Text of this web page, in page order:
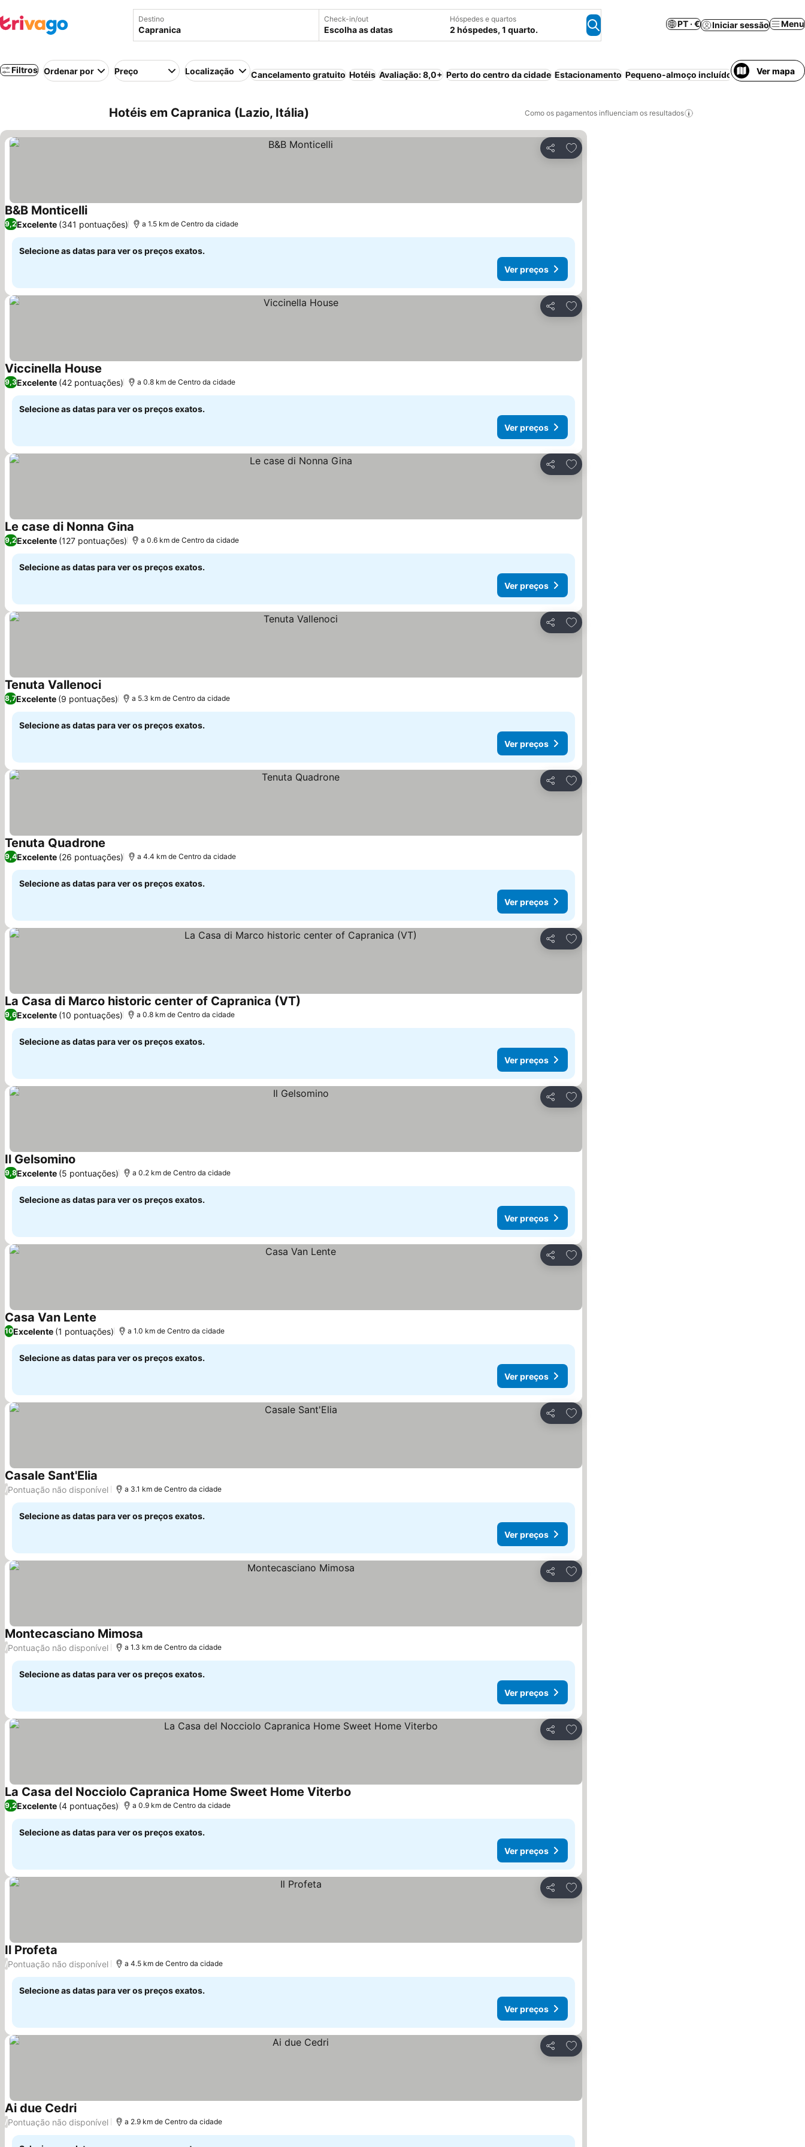
Destino Check-in/out
Escolha as datas
Hóspedes e quartos
2 hóspedes, 1 quarto.
PT · € Iniciar sessão Menu
Filtros Ordenar por Preço Localização Cancelamento gratuito Hotéis Avaliação: 8,0+ Perto do centro da cidade Estacionamento Pequeno-almoço incluído Piscina Sem
Ver mapa
Hotéis em Capranica (Lazio, Itália) Como os pagamentos influenciam os resultados
Partilhar
Adicionar aos favoritos
B&B Monticelli
9,2Excelente (341 pontuações) a 1.5 km de Centro da cidade
Selecione as datas para ver os preços exatos.
Ver preços
Partilhar
Adicionar aos favoritos
Viccinella House
9,3Excelente (42 pontuações) a 0.8 km de Centro da cidade
Selecione as datas para ver os preços exatos.
Ver preços
Partilhar
Adicionar aos favoritos
Le case di Nonna Gina
9,2Excelente (127 pontuações) a 0.6 km de Centro da cidade
Selecione as datas para ver os preços exatos.
Ver preços
Partilhar
Adicionar aos favoritos
Tenuta Vallenoci
8,7Excelente (9 pontuações) a 5.3 km de Centro da cidade
Selecione as datas para ver os preços exatos.
Ver preços
Partilhar
Adicionar aos favoritos
Tenuta Quadrone
9,4Excelente (26 pontuações) a 4.4 km de Centro da cidade
Selecione as datas para ver os preços exatos.
Ver preços
Partilhar
Adicionar aos favoritos
La Casa di Marco historic center of Capranica (VT)
9,6Excelente (10 pontuações) a 0.8 km de Centro da cidade
Selecione as datas para ver os preços exatos.
Ver preços
Partilhar
Adicionar aos favoritos
Il Gelsomino
9,8Excelente (5 pontuações) a 0.2 km de Centro da cidade
Selecione as datas para ver os preços exatos.
Ver preços
Partilhar
Adicionar aos favoritos
Casa Van Lente
10Excelente (1 pontuações) a 1.0 km de Centro da cidade
Selecione as datas para ver os preços exatos.
Ver preços
Partilhar
Adicionar aos favoritos
Casale Sant'Elia
/Pontuação não disponível a 3.1 km de Centro da cidade
Selecione as datas para ver os preços exatos.
Ver preços
Partilhar
Adicionar aos favoritos
Montecasciano Mimosa
/Pontuação não disponível a 1.3 km de Centro da cidade
Selecione as datas para ver os preços exatos.
Ver preços
Partilhar
Adicionar aos favoritos
La Casa del Nocciolo Capranica Home Sweet Home Viterbo
9,2Excelente (4 pontuações) a 0.9 km de Centro da cidade
Selecione as datas para ver os preços exatos.
Ver preços
Partilhar
Adicionar aos favoritos
Il Profeta
/Pontuação não disponível a 4.5 km de Centro da cidade
Selecione as datas para ver os preços exatos.
Ver preços
Partilhar
Adicionar aos favoritos
Ai due Cedri
/Pontuação não disponível a 2.9 km de Centro da cidade